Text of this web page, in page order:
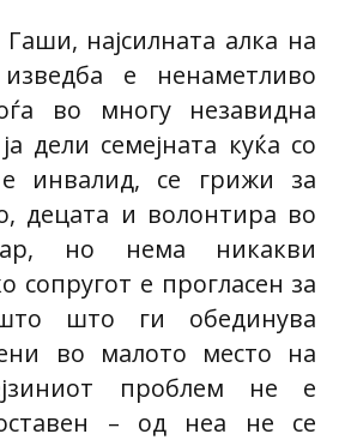
Гаши, најсилната алка на
е ненаметливо
во многу незавидна
дели семејната куќа со
е инвалид, се грижи за
децата и волонтира во
но нема никакви
сопругот е прогласен за
што ги обединува
во малото место на
проблем не е
– од неа не се